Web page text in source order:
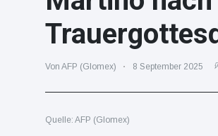
Reisen & Abenteuer
Nachrichten
Von AFP (Glomex) 8 September 2025
Quelle: AFP (Glomex)